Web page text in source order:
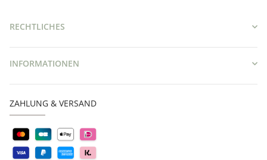
RECHTLICHES
INFORMATIONEN
ZAHLUNG & VERSAND